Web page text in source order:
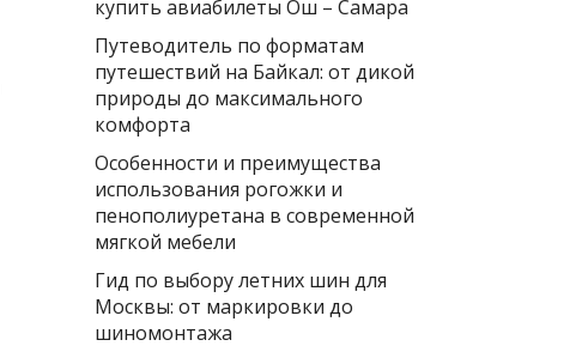
купить авиабилеты Ош – Самара
Путеводитель по форматам
путешествий на Байкал: от дикой
природы до максимального
комфорта
Особенности и преимущества
использования рогожки и
пенополиуретана в современной
мягкой мебели
Гид по выбору летних шин для
Москвы: от маркировки до
шиномонтажа